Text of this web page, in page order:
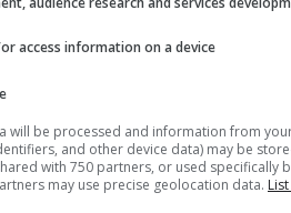
miesiąca dostępne są
okresów dłuższych niż 6
stosowane są agregacje
miesięczne.
access information on a device
will be processed and information from
and other device data) may be
with 750 partners, or used specifically
may use precise geolocation data.